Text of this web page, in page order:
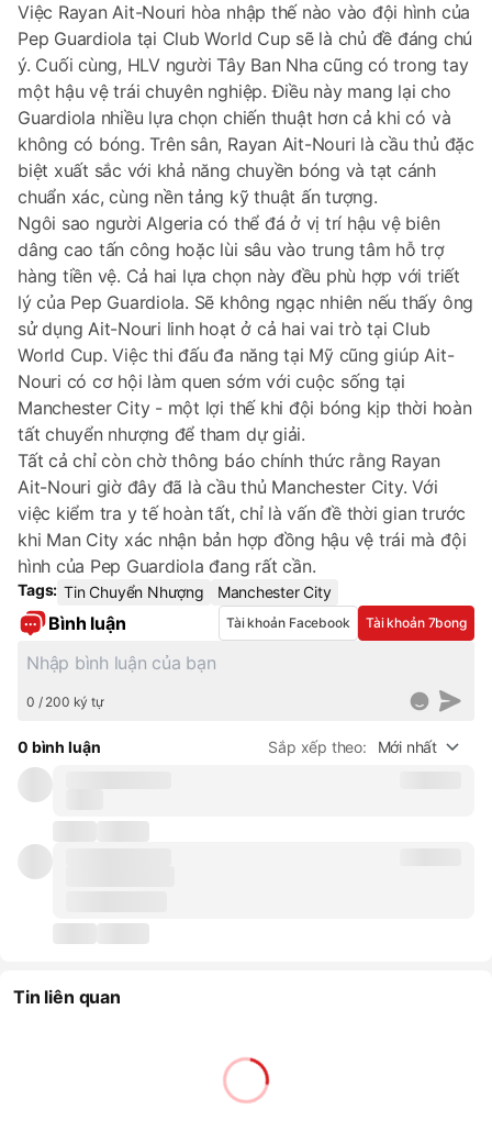
Việc Rayan Ait-Nouri hòa nhập thế nào vào đội hình của
Pep Guardiola tại Club World Cup sẽ là chủ đề đáng chú
ý. Cuối cùng, HLV người Tây Ban Nha cũng có trong tay
một hậu vệ trái chuyên nghiệp. Điều này mang lại cho
Guardiola nhiều lựa chọn chiến thuật hơn cả khi có và
không có bóng. Trên sân, Rayan Ait-Nouri là cầu thủ đặc
biệt xuất sắc với khả năng chuyền bóng và tạt cánh
chuẩn xác, cùng nền tảng kỹ thuật ấn tượng.
Ngôi sao người Algeria có thể đá ở vị trí hậu vệ biên
dâng cao tấn công hoặc lùi sâu vào trung tâm hỗ trợ
hàng tiền vệ. Cả hai lựa chọn này đều phù hợp với triết
lý của Pep Guardiola. Sẽ không ngạc nhiên nếu thấy ông
sử dụng Ait-Nouri linh hoạt ở cả hai vai trò tại Club
World Cup. Việc thi đấu đa năng tại Mỹ cũng giúp Ait-
Nouri có cơ hội làm quen sớm với cuộc sống tại
Manchester City - một lợi thế khi đội bóng kịp thời hoàn
tất chuyển nhượng để tham dự giải.
Tất cả chỉ còn chờ thông báo chính thức rằng Rayan
Ait-Nouri giờ đây đã là cầu thủ Manchester City. Với
việc kiểm tra y tế hoàn tất, chỉ là vấn đề thời gian trước
khi Man City xác nhận bản hợp đồng hậu vệ trái mà đội
hình của Pep Guardiola đang rất cần.
Tags: Tin Chuyển Nhượng Manchester City
Bình luận Tài khoản Facebook Tài khoản 7bong
0 / 200 ký tự
0 bình luận Sắp xếp theo: Mới nhất
Tin liên quan